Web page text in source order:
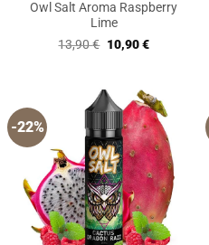
Owl Salt Aroma Raspberry
Lime
13,90€ Ursprünglicher
Preis
10,90€Aktueller
-22%